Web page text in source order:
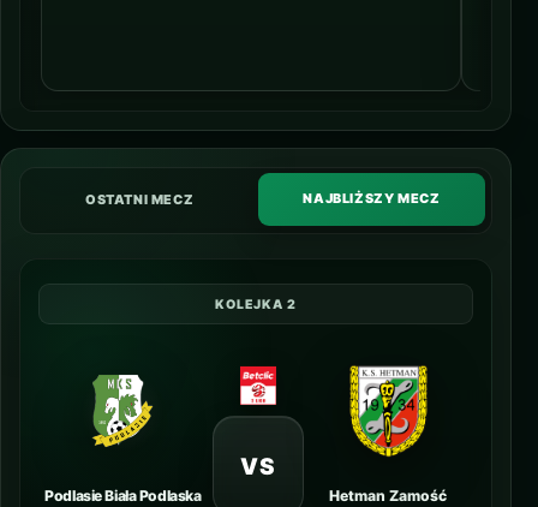
OSTATNI MECZ NAJBLIŻSZY MECZ
KOLEJKA 2
Podlasie Biała Podlaska
VS
Hetman Zamość